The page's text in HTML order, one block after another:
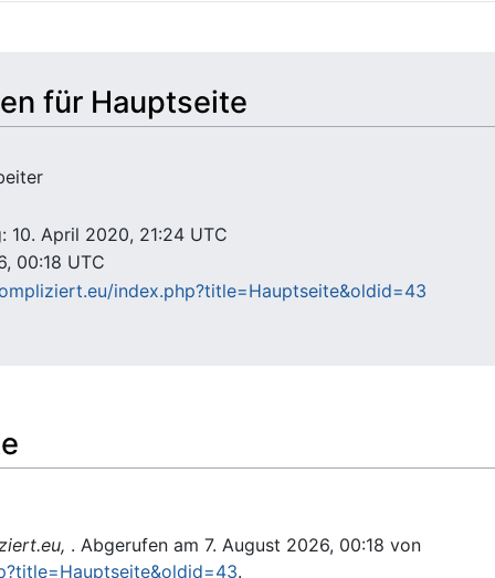
für Hauptseite
April 2020, 21:24 UTC
00:18 UTC
index.php?title=Hauptseite&oldid=43
. Abgerufen am 7. August 2026, 00:18 von
.